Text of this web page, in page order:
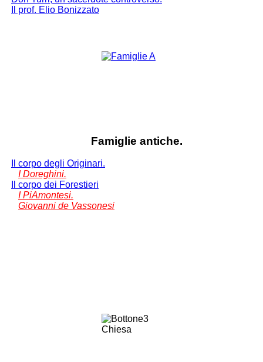
Il prof. Elio Bonizzato
Famiglie antiche.
Il corpo degli Originari.
I Doreghini.
Il corpo dei Forestieri
I PiAmontesi.
Giovanni de Vassonesi